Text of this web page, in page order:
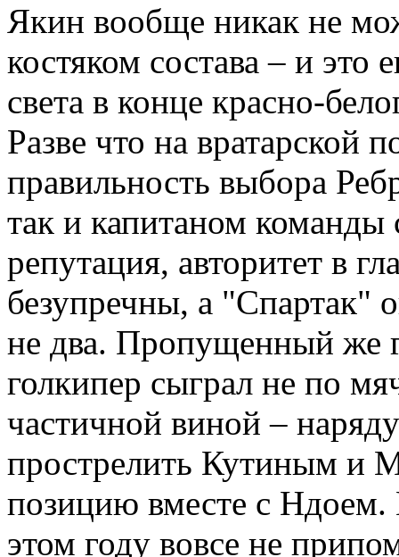
Якин вообще никак не
костяком состава – и это
света в конце красно-
Разве что на вратарской
правильность выбора
так и капитаном
репутация, авторитет в
безупречны, а "Спартак"
не два. Пропущенный же
голкипер сыграл не по
частичной виной –
прострелить Кутиным и
позицию вместе с Ндоем.
этом году вовсе не